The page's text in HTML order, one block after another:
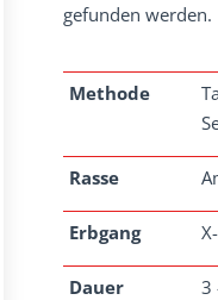
gefunden werden.
Methode
Rasse
Erbgang
Dauer
3